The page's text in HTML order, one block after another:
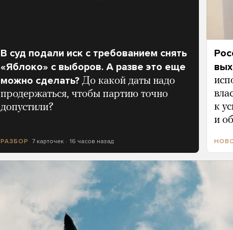
В суд подали иск с требованием снять
«Яблоко» с выборов. А разве это еще
можно сделать? До какой даты надо
продержаться, чтобы партию точно
допустили?
РАЗБОР 7 карточек 16 часов назад
к
и